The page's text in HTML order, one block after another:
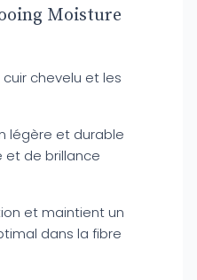
Moisture
chevelu et les
légère et durable
et de brillance
et maintient un
dans la fibre